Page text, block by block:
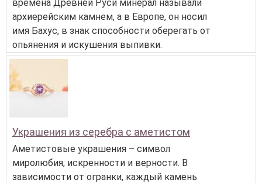
времена Древней Руси минерал называли
архиерейским камнем, а в Европе, он носил
имя Бахус, в знак способности оберегать от
опьянения и искушения выпивки.
Украшения из серебра с аметистом
Аметистовые украшения – символ
миролюбия, искренности и верности. В
зависимости от огранки, каждый камень